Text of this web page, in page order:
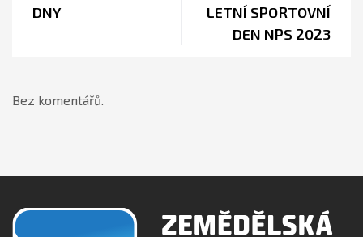
DNY
LETNÍ SPORTOVNÍ
DEN NPS 2023
Bez komentářů.